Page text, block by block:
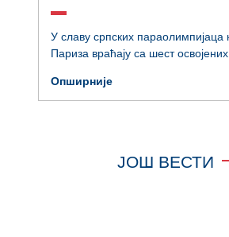
У славу српских параолимпијаца
Париза враћају са шест
Опширније
ЈОШ ВЕСТИ